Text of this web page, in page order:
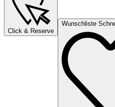
Click & Reserve
Wunschliste